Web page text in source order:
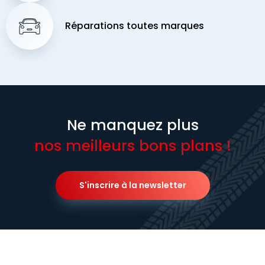
Réparations toutes marques
Ne manquez plus
nos meilleurs bons plans !
S'inscrire à la newsletter